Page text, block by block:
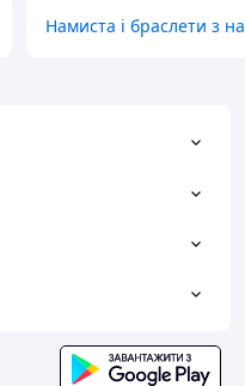
Намиста і браслети з